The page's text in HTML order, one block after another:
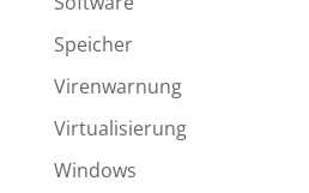
Speicher
Virenwarnung
Virtualisierung
Windows